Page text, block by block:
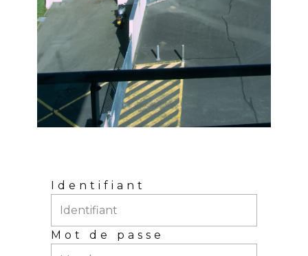
Identifiant
Mot de passe